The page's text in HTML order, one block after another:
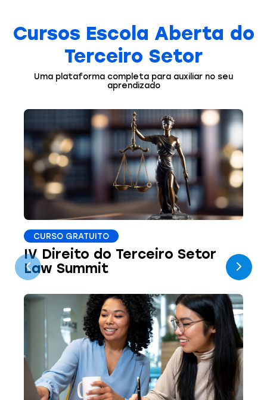
Cursos Escola Aberta do
Terceiro Setor
Uma plataforma completa para auxiliar no seu
aprendizado
CURSO GRATUITO
IV Direito do Terceiro Setor
Law Summit